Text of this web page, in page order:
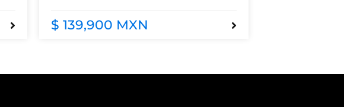
$ 139,900 MXN